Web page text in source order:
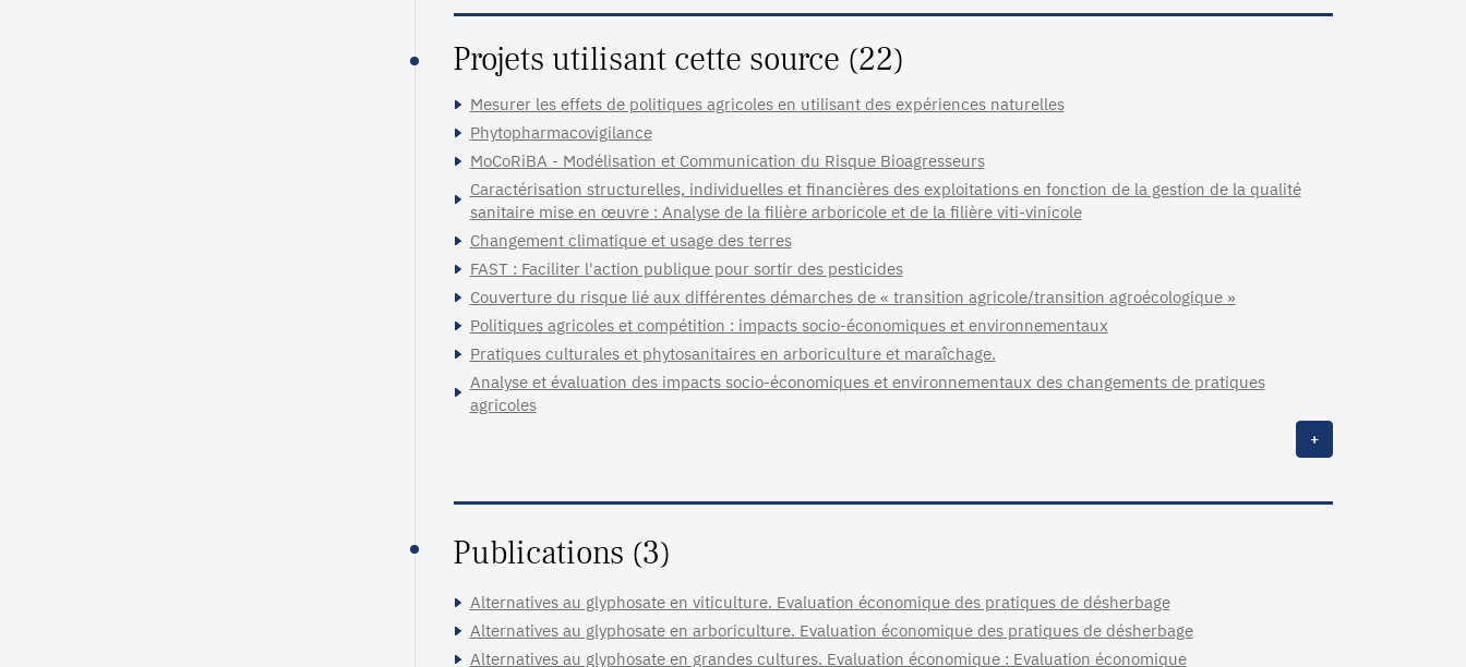
Projets utilisant cette source (22)
Mesurer les effets de politiques agricoles en utilisant des expériences naturelles
Phytopharmacovigilance
MoCoRiBA - Modélisation et Communication du Risque Bioagresseurs
Caractérisation structurelles, individuelles et financières des exploitations en fonction de la gestion de la qualité
sanitaire mise en œuvre : Analyse de la filière arboricole et de la filière viti-vinicole
Changement climatique et usage des terres
FAST : Faciliter l'action publique pour sortir des pesticides
Couverture du risque lié aux différentes démarches de « transition agricole/transition agroécologique »
Politiques agricoles et compétition : impacts socio-économiques et environnementaux
Pratiques culturales et phytosanitaires en arboriculture et maraîchage.
Analyse et évaluation des impacts socio-économiques et environnementaux des changements de pratiques
agricoles
+
Publications (3)
Alternatives au glyphosate en viticulture. Evaluation économique des pratiques de désherbage
Alternatives au glyphosate en arboriculture. Evaluation économique des pratiques de désherbage
Alternatives au glyphosate en grandes cultures. Evaluation économique : Evaluation économique